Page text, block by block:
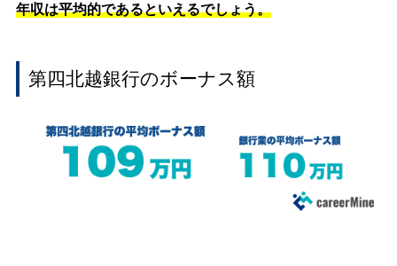
年収は平均的であるといえるでしょう。
第四北越銀行のボーナス額